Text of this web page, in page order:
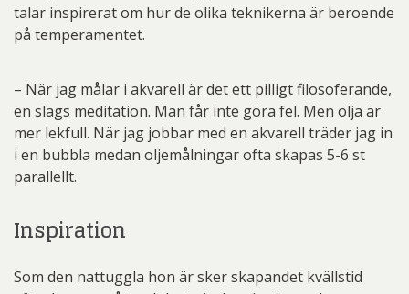
talar inspirerat om hur de olika teknikerna är beroende
på temperamentet.
– När jag målar i akvarell är det ett pilligt filosoferande,
en slags meditation. Man får inte göra fel. Men olja är
mer lekfull. När jag jobbar med en akvarell träder jag in
i en bubbla medan oljemålningar ofta skapas 5-6 st
parallellt.
Inspiration
Som den nattuggla hon är sker skapandet kvällstid